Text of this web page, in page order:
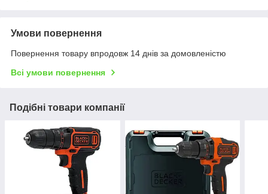
Умови повернення
Повернення товару впродовж 14 днів за домовленістю
Всі умови повернення
Подібні товари компанії